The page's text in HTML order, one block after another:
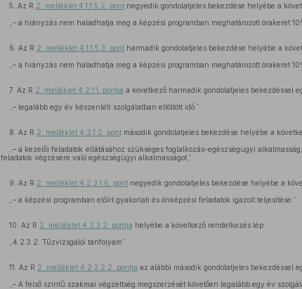
5. Az R 2. melléklet 4.1.1.5.2. pontnegyedik gondolatjeles bekezdése helyébe a
„– a hiányzás nem haladhatja meg a képzési programban meghatározott órakeret
6. Az R 2. melléklet 4.1.1.5.3. pontharmadik gondolatjeles bekezdése helyébe a
„– a hiányzás nem haladhatja meg a képzési programban meghatározott órakeret
7. Az R 2. melléklet 4.2.1.1. pontja a következő harmadik gondolatjeles bekezdéssel
„– legalább egy év készenléti szolgálatban eltöltött idő.”
8. Az R 2. melléklet 4.2.1.2. pontmásodik gondolatjeles bekezdése helyébe a
„– a kezelői feladatok ellátásához szükséges foglalkozás-egészségügyi
feladatok végzésére való egészségügyi alkalmasságot,”
9. Az R 2. melléklet 4.2.3.1.6. pontnegyedik gondolatjeles bekezdése helyébe a
„– a képzési programban előírt gyakorlati és önképzési feladatok igazolt teljesítése.”
10. Az R 2. melléklet 4.2.3.2. pontja helyébe a következő rendelkezés lép:
„4.2.3.2. Tűzvizsgálói tanfolyam”
11. Az R 2. melléklet 4.2.3.2.2. pontja az alábbi második gondolatjeles bekezdéssel
„– A felső szintű szakmai végzettség megszerzését követően legalább egy év